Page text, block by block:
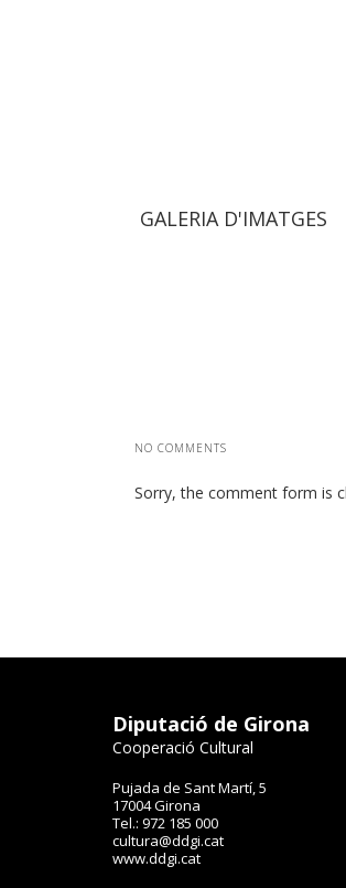
GALERIA D'IMATGES
NO COMMENTS
Sorry, the comment form is
Diputació de Girona
Cooperació Cultural
Pujada de Sant Martí, 5
17004 Girona
Tel.: 972 185 000
cultura@ddgi.cat
www.ddgi.cat